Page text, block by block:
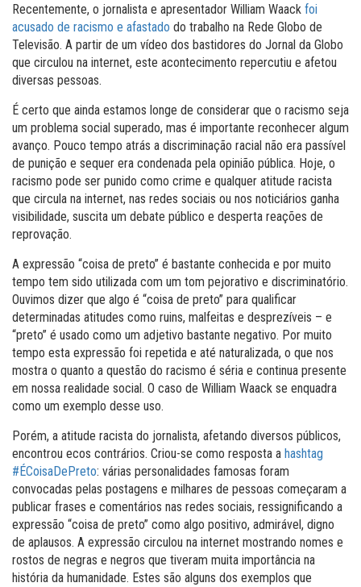
Recentemente, o jornalista e apresentador William Waack foi
acusado de racismo e afastado do trabalho na Rede Globo de
Televisão. A partir de um vídeo dos bastidores do Jornal da Globo
que circulou na internet, este acontecimento repercutiu e afetou
diversas pessoas.
É certo que ainda estamos longe de considerar que o racismo seja
um problema social superado, mas é importante reconhecer algum
avanço. Pouco tempo atrás a discriminação racial não era passível
de punição e sequer era condenada pela opinião pública. Hoje, o
racismo pode ser punido como crime e qualquer atitude racista
que circula na internet, nas redes sociais ou nos noticiários ganha
visibilidade, suscita um debate público e desperta reações de
reprovação.
A expressão “coisa de preto” é bastante conhecida e por muito
tempo tem sido utilizada com um tom pejorativo e discriminatório.
Ouvimos dizer que algo é “coisa de preto” para qualificar
determinadas atitudes como ruins, malfeitas e desprezíveis – e
“preto” é usado como um adjetivo bastante negativo. Por muito
tempo esta expressão foi repetida e até naturalizada, o que nos
mostra o quanto a questão do racismo é séria e continua presente
em nossa realidade social. O caso de William Waack se enquadra
como um exemplo desse uso.
Porém, a atitude racista do jornalista, afetando diversos públicos,
encontrou ecos contrários. Criou-se como resposta a hashtag
#ÉCoisaDePreto: várias personalidades famosas foram
convocadas pelas postagens e milhares de pessoas começaram a
publicar frases e comentários nas redes sociais, ressignificando a
expressão “coisa de preto” como algo positivo, admirável, digno
de aplausos. A expressão circulou na internet mostrando nomes e
rostos de negras e negros que tiveram muita importância na
história da humanidade. Estes são alguns dos exemplos que